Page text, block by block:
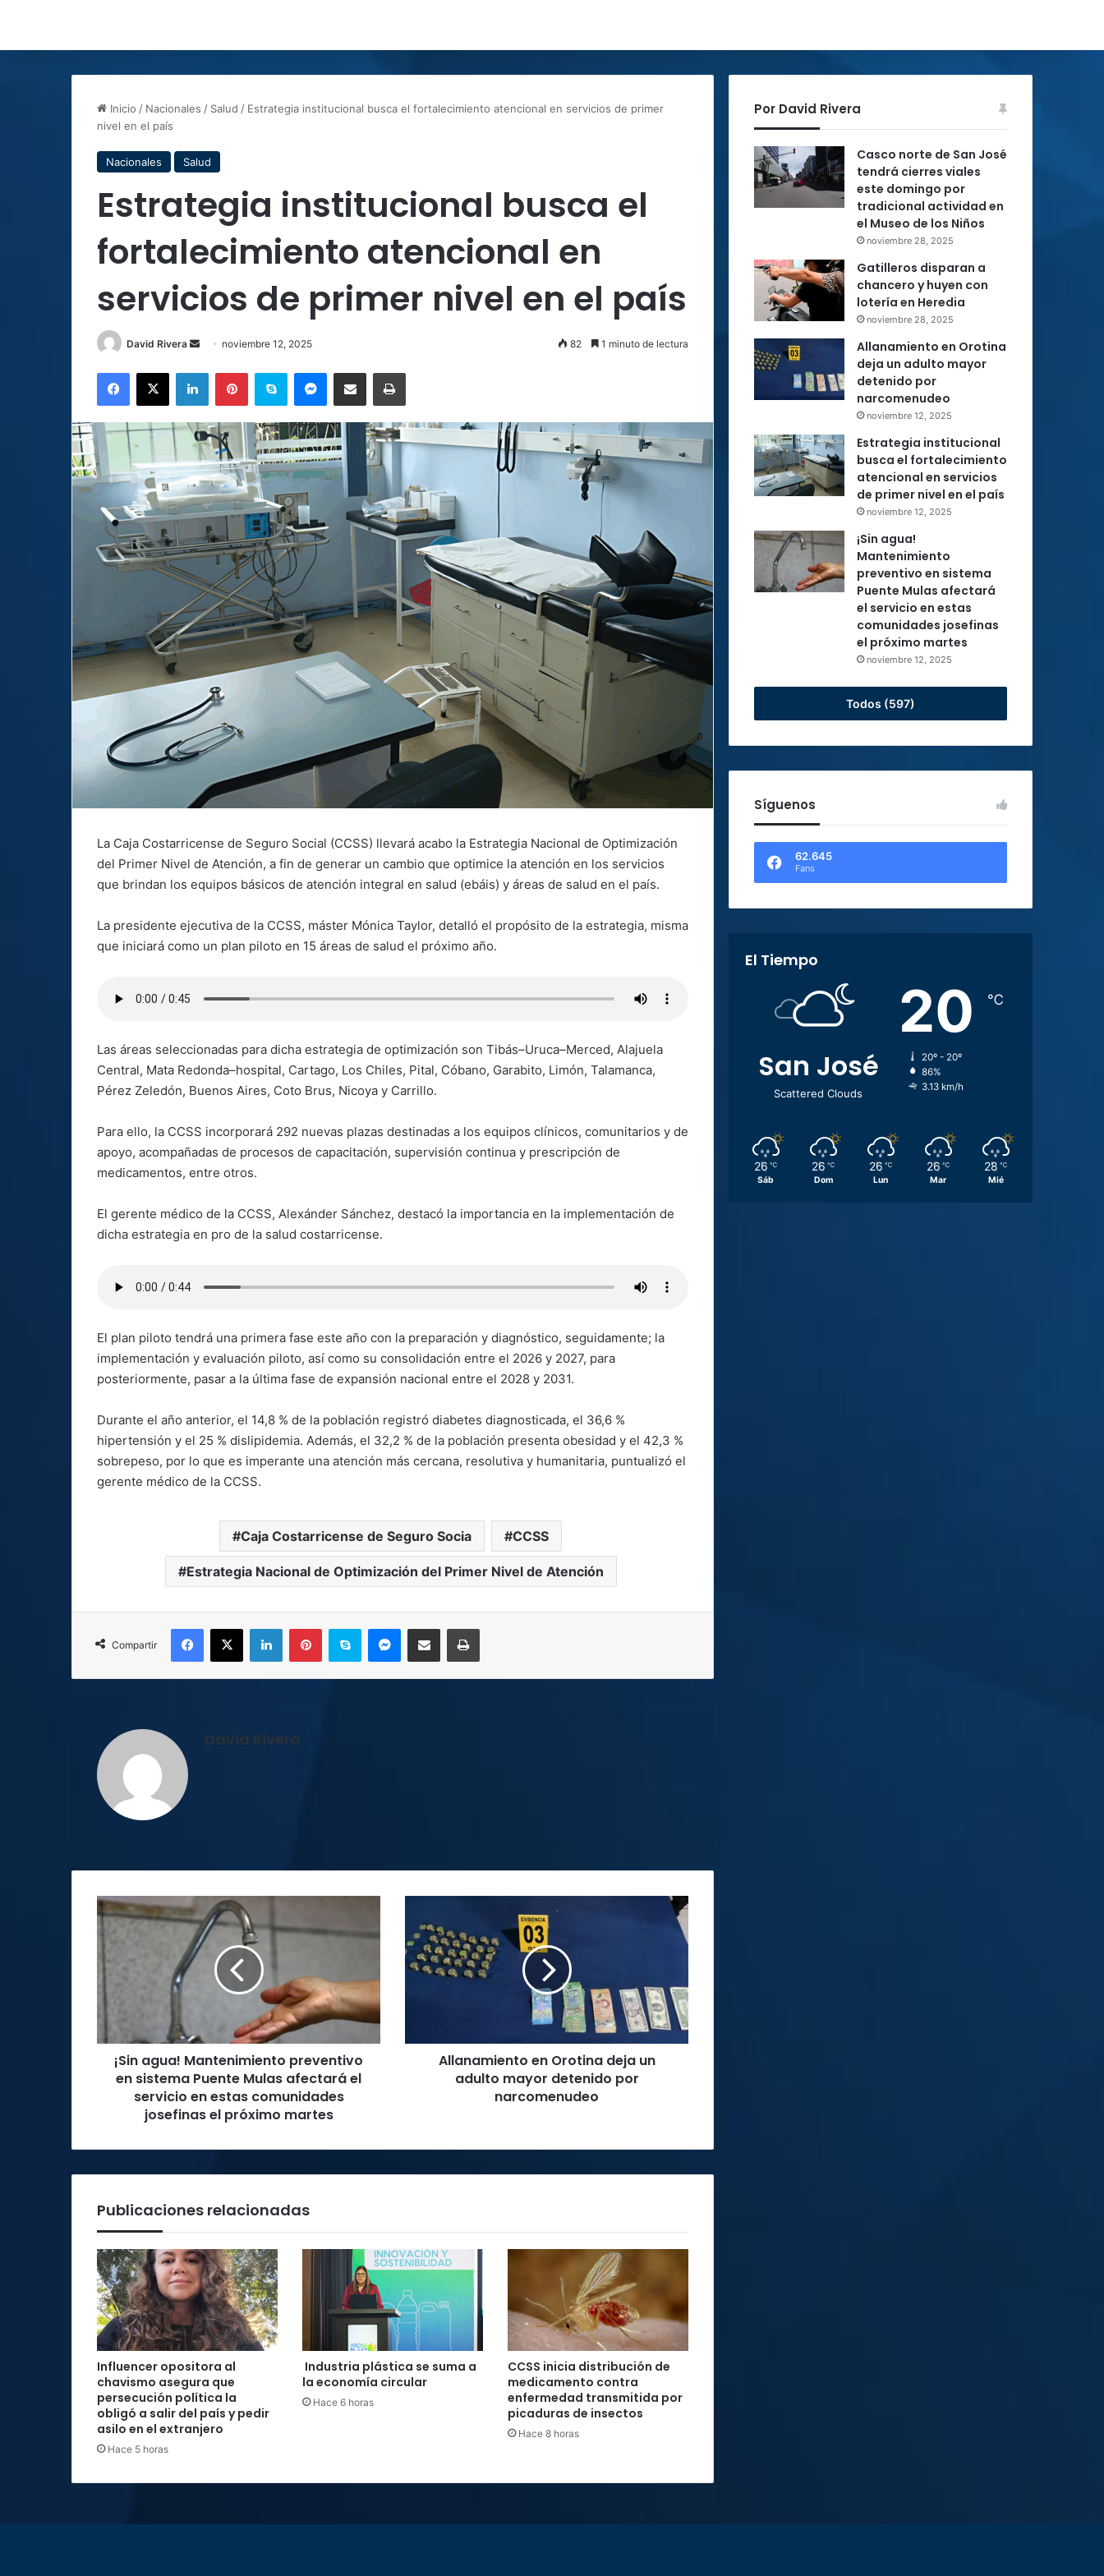
Inicio / Nacionales / Salud / Estrategia institucional busca el fortalecimiento atencional en servicios de primer
nivel en el país
Nacionales Salud
Estrategia institucional busca el
fortalecimiento atencional en
servicios de primer nivel en el país
David Rivera
Send noviembre 12, 2025 82 1 minuto de lectura
Facebook
X LinkedInPinterestSkype MessengerCompartir por correo electrónicoImprimir
La Caja Costarricense de Seguro Social (CCSS) llevará acabo la Estrategia Nacional de Optimización
del Primer Nivel de Atención, a fin de generar un cambio que optimice la atención en los servicios
que brindan los equipos básicos de atención integral en salud (ebáis) y áreas de salud en el país.
La presidente ejecutiva de la CCSS, máster Mónica Taylor, detalló el propósito de la estrategia, misma
que iniciará como un plan piloto en 15 áreas de salud el próximo año.
Las áreas seleccionadas para dicha estrategia de optimización son Tibás–Uruca–Merced, Alajuela
Central, Mata Redonda–hospital, Cartago, Los Chiles, Pital, Cóbano, Garabito, Limón, Talamanca,
Pérez Zeledón, Buenos Aires, Coto Brus, Nicoya y Carrillo.
Para ello, la CCSS incorporará 292 nuevas plazas destinadas a los equipos clínicos, comunitarios y de
apoyo, acompañadas de procesos de capacitación, supervisión continua y prescripción de
medicamentos, entre otros.
El gerente médico de la CCSS, Alexánder Sánchez, destacó la importancia en la implementación de
dicha estrategia en pro de la salud costarricense.
El plan piloto tendrá una primera fase este año con la preparación y diagnóstico, seguidamente; la
implementación y evaluación piloto, así como su consolidación entre el 2026 y 2027, para
posteriormente, pasar a la última fase de expansión nacional entre el 2028 y 2031.
Durante el año anterior, el 14,8 % de la población registró diabetes diagnosticada, el 36,6 %
hipertensión y el 25 % dislipidemia. Además, el 32,2 % de la población presenta obesidad y el 42,3 %
sobrepeso, por lo que es imperante una atención más cercana, resolutiva y humanitaria, puntualizó el
gerente médico de la CCSS.
Caja Costarricense de Seguro Socia CCSS
Estrategia Nacional de Optimización del Primer Nivel de Atención
Compartir
Facebook
X LinkedInPinterestSkype MessengerCompartir por correo electrónicoImprimir
David Rivera
¡Sin
agua!
Mantenimiento
preventivo
Puente
Mulas
afectará
servicio
próximo
¡Sin agua! Mantenimiento preventivo
en sistema Puente Mulas afectará el
servicio en estas comunidades
josefinas el próximo martes
Orotina
deja
un
por
narcomenudeo
Allanamiento en Orotina deja un
adulto mayor detenido por
narcomenudeo
Publicaciones relacionadas
Influencer opositora al
chavismo asegura que
persecución política la
obligó a salir del país y pedir
asilo en el extranjero
Hace 5 horas
Industria plástica se suma a
la economía circular
Hace 6 horas
CCSS inicia distribución de
medicamento contra
enfermedad transmitida por
picaduras de insectos
Hace 8 horas
Por David Rivera
Casco norte de San José
tendrá cierres viales
este domingo por
tradicional actividad en
el Museo de los Niños
noviembre 28, 2025
Gatilleros disparan a
chancero y huyen con
lotería en Heredia
noviembre 28, 2025
Allanamiento en Orotina
deja un adulto mayor
detenido por
narcomenudeo
noviembre 12, 2025
Estrategia institucional
busca el fortalecimiento
atencional en servicios
de primer nivel en el país
noviembre 12, 2025
¡Sin agua!
Mantenimiento
preventivo en sistema
Puente Mulas afectará
el servicio en estas
comunidades josefinas
el próximo martes
noviembre 12, 2025
Todos (597)
Síguenos
62.645
Fans
El Tiempo
San José
Scattered Clouds
20 ℃
20º - 20º
86%
3.13 km/h
26 ℃
Sáb
26 ℃
Dom
26 ℃
Lun
26 ℃
Mar
28 ℃
Mié